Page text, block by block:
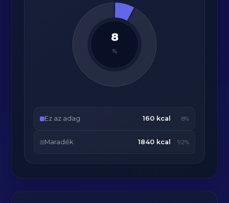
8
%
Ez az adag 160 kcal 8%
Maradék 1840 kcal 92%